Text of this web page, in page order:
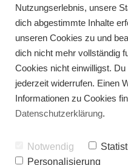
Nutzungserlebnis, unsere
dich abgestimmte Inhalte
unseren Cookies zu und
dich nicht mehr vollständig
Cookies nicht einwilligst.
jederzeit widerrufen. Einen
Informationen zu Cookies
Datenschutzerklärung.
Notwendig
Personalisierung